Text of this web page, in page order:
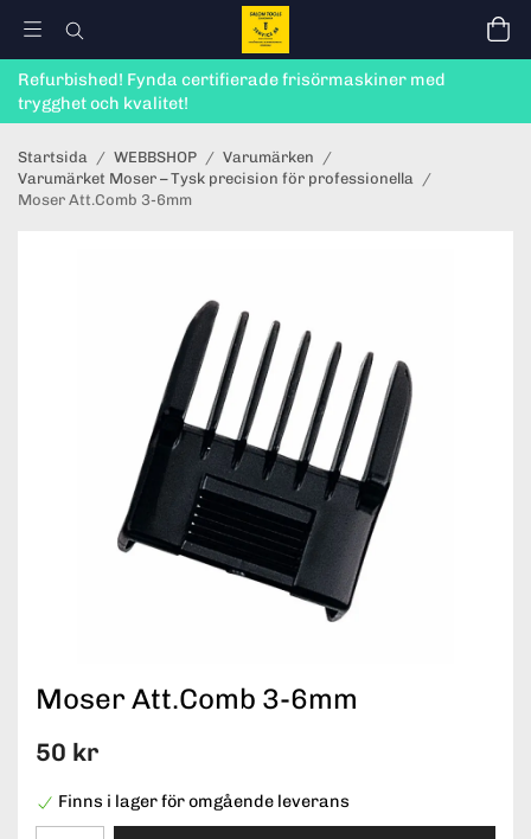
Refurbished! Fynda certifierade frisörmaskiner med
trygghet och kvalitet!
Startsida / WEBBSHOP / Varumärken /
Varumärket Moser – Tysk precision för professionella /
Moser Att.Comb 3-6mm
Moser Att.Comb 3-6mm
50 kr
Finns i lager för omgående leverans